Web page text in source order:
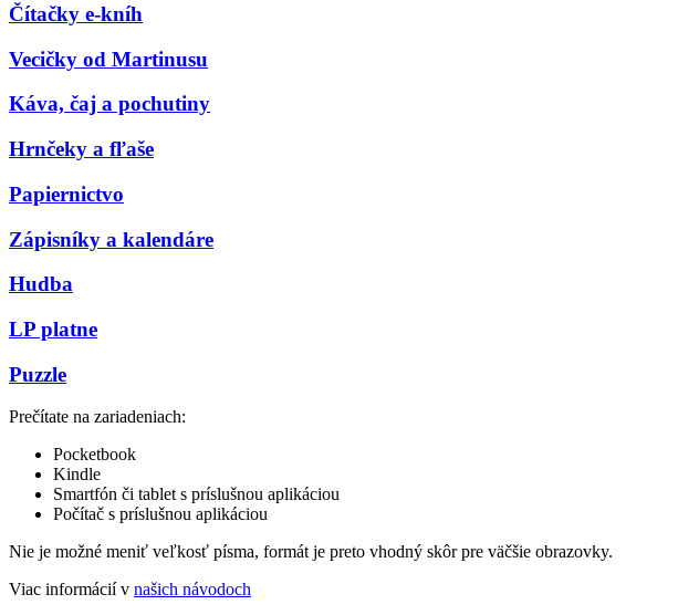
Čítačky e-kníh
Vecičky od Martinusu
Káva, čaj a pochutiny
Hrnčeky a fľaše
Papiernictvo
Zápisníky a kalendáre
Hudba
LP platne
Puzzle
Prečítate na zariadeniach:
Pocketbook
Kindle
Smartfón či tablet s príslušnou aplikáciou
Počítač s príslušnou aplikáciou
Nie je možné meniť veľkosť písma, formát je preto vhodný skôr pre väčšie obrazovky.
Viac informácií v našich návodoch